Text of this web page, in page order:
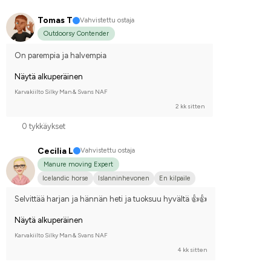
Tomas T
Vahvistettu ostaja
Outdoorsy Contender
On parempia ja halvempia
Näytä alkuperäinen
Karvakiilto Silky Man & Svans NAF
2 kk sitten
0 tykkäykset
Cecilia L
Vahvistettu ostaja
Manure moving Expert
Icelandic horse
Islanninhevonen En kilpaile
Selvittää harjan ja hännän heti ja tuoksuu hyvältä 👍👍
Näytä alkuperäinen
Karvakiilto Silky Man & Svans NAF
4 kk sitten